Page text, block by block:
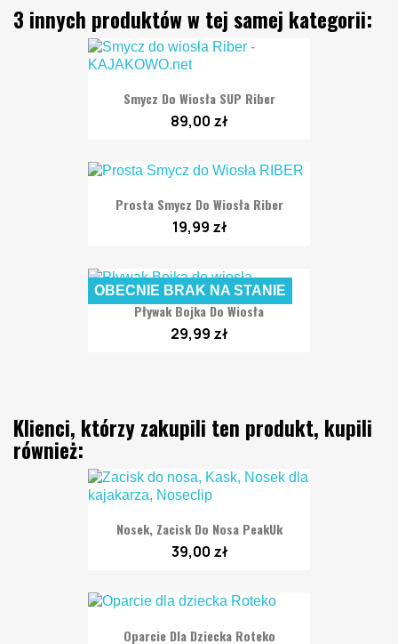
3 innych produktów w tej samej kategorii:
Smycz Do Wiosła SUP Riber
89,00 zł
Prosta Smycz Do Wiosła Riber
19,99 zł
Pływak Bojka Do Wiosła
29,99 zł
OBECNIE BRAK NA STANIE
Klienci, którzy zakupili ten produkt, kupili
również:
Nosek, Zacisk Do Nosa PeakUk
39,00 zł
Oparcie Dla Dziecka Roteko